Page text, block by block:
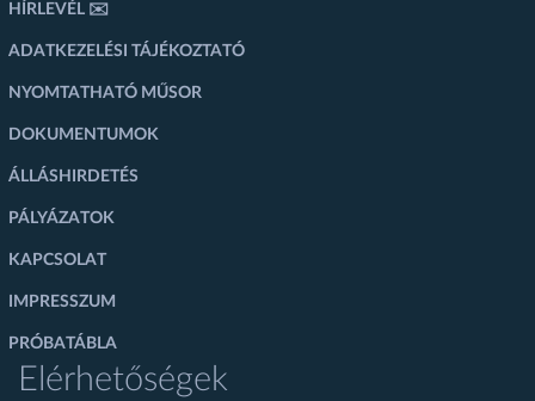
HÍRLEVÉL ✉️
ADATKEZELÉSI TÁJÉKOZTATÓ
NYOMTATHATÓ MŰSOR
DOKUMENTUMOK
ÁLLÁSHIRDETÉS
PÁLYÁZATOK
KAPCSOLAT
IMPRESSZUM
PRÓBATÁBLA
Elérhetőségek